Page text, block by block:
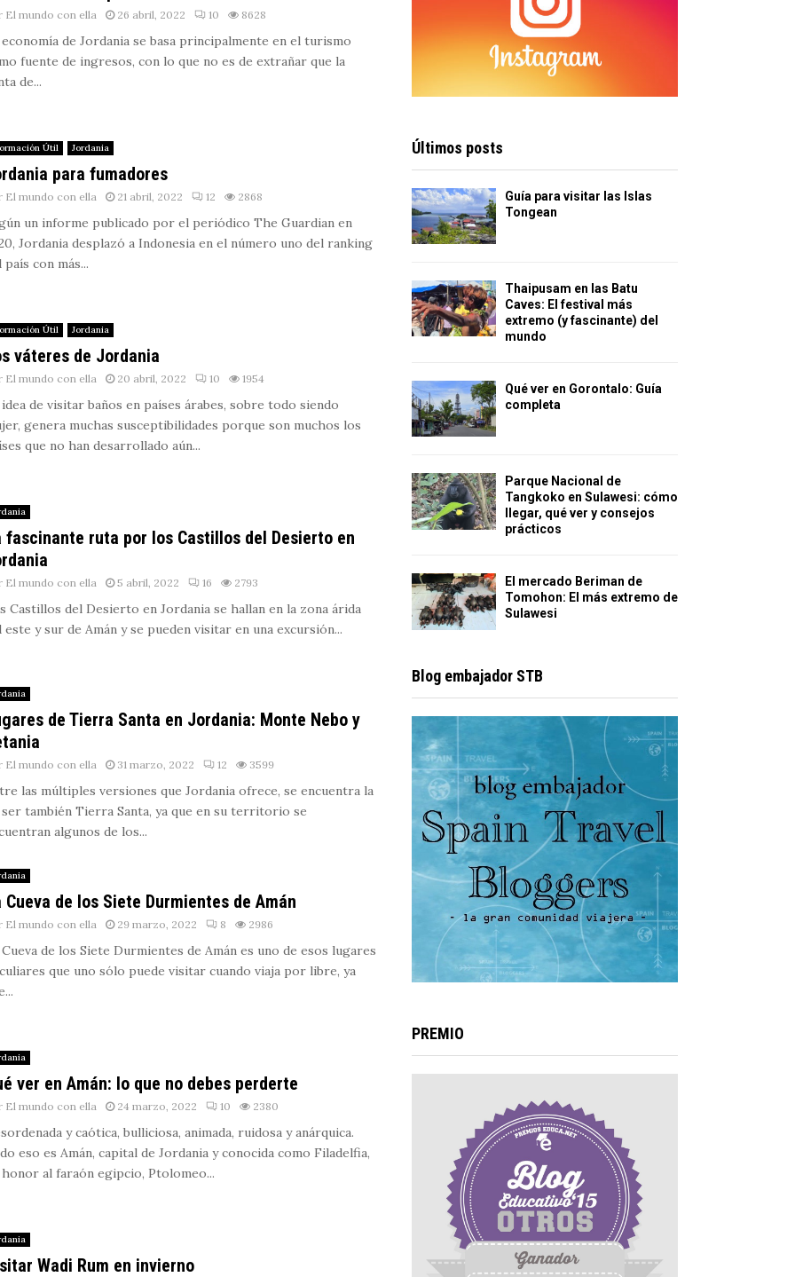
El mundo con ella 26 abril, 2022 10 8628
economía de Jordania se basa principalmente en el turismo
fuente de ingresos, con lo que no es de extrañar que la
de...
Útil Jordania
para fumadores
El mundo con ella 21 abril, 2022 12 2868
un informe publicado por el periódico The Guardian en
Jordania desplazó a Indonesia en el número uno del ranking
país con más...
Útil Jordania
váteres de Jordania
El mundo con ella 20 abril, 2022 10 1954
idea de visitar baños en países árabes, sobre todo siendo
genera muchas susceptibilidades porque son muchos los
que no han desarrollado aún...
fascinante ruta por los Castillos del Desierto en
El mundo con ella 5 abril, 2022 16 2793
Castillos del Desierto en Jordania se hallan en la zona árida
este y sur de Amán y se pueden visitar en una excursión...
de Tierra Santa en Jordania: Monte Nebo y
El mundo con ella 31 marzo, 2022 12 3599
las múltiples versiones que Jordania ofrece, se encuentra la
también Tierra Santa, ya que en su territorio se
algunos de los...
Cueva de los Siete Durmientes de Amán
El mundo con ella 29 marzo, 2022 8 2986
Cueva de los Siete Durmientes de Amán es uno de esos lugares
que uno sólo puede visitar cuando viaja por libre, ya
ver en Amán: lo que no debes perderte
El mundo con ella 24 marzo, 2022 10 2380
y caótica, bulliciosa, animada, ruidosa y anárquica.
eso es Amán, capital de Jordania y conocida como Filadelfia,
al faraón egipcio, Ptolomeo...
Wadi Rum en invierno
Últimos posts
Guía para visitar las Islas
Tongean
Thaipusam en las Batu
Caves: El festival más
extremo (y fascinante) del
mundo
Qué ver en Gorontalo: Guía
completa
Parque Nacional de
Tangkoko en Sulawesi: cómo
llegar, qué ver y consejos
prácticos
El mercado Beriman de
Tomohon: El más extremo de
Sulawesi
Blog embajador STB
PREMIO